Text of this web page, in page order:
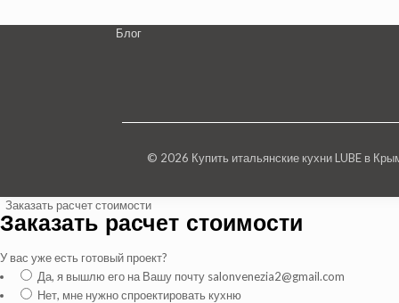
Блог
© 2026 Купить итальянские кухни LUBE в
Заказать расчет стоимости
Заказать расчет стоимости
У вас уже есть готовый проект?
Да, я вышлю его на Вашу почту salonvenezia2@gmail.com
Нет, мне нужно спроектировать кухню